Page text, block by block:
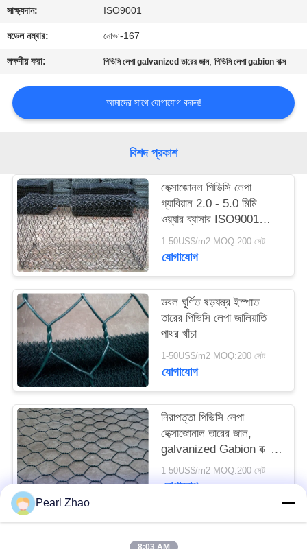
গুণমান
নিয়ন্ত্রণ
আমাদের
সাথে
খবর
মামলা
SITEMAP
গোপনীয়তা
নীতি
সাক্ষ্যদান: ISO9001
মডেল নম্বার: নোভা-167
লক্ষণীয় করা: পিভিসি লেপা galvanized তারের জাল,পিভিসি লেপা gabion বাক্স
আমাদের সাথে যোগাযোগ করুন!
বিশদ প্রকাশ
হেক্সাজোনল পিভিসি লেপা
গ্যাবিয়ান 2.0 - 5.0 মিমি
ওয়্যার ব্যাসার ISO9001
অনুমোদিত
1-50US$/m2 MOQ:200 সেট
যোগাযোগ
ডবল ঘূর্ণিত ষড়যন্ত্র ইস্পাত
তারের পিভিসি লেপা জালিয়াতি
পাথর খাঁচা
1-50US$/m2 MOQ:200 সেট
যোগাযোগ
নিরাপত্তা পিভিসি লেপা
হেক্সাজোনাল তারের জাল,
galvanized Gabion বক্স
দীর্ঘ জীবন Span
1-50US$/m2 MOQ:200 সেট
যোগাযোগ
Pearl Zhao
8:03 AM